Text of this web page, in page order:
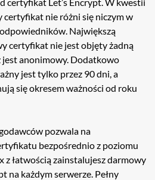
certyfikat nie różni się niczym w
Największą
certyfikat nie jest objęty żadną
anonimowy. Dodatkowo
jest tylko przez 90 dni, a
się okresem ważności od roku
pozwala na
bezpośrednio z poziomu
z łatwością zainstalujesz darmowy
na każdym serwerze. Pełny